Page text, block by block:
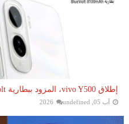
إطلاق vivo Y500، المزود ببطارية BlueVolt رائدة بسعة 8100 مللي أمبير
آب 05, 2026 undefined